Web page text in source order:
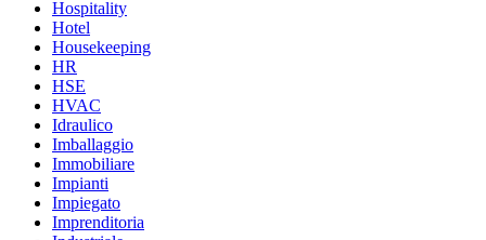
Hospitality
Hotel
Housekeeping
HR
HSE
HVAC
Idraulico
Imballaggio
Immobiliare
Impianti
Impiegato
Imprenditoria